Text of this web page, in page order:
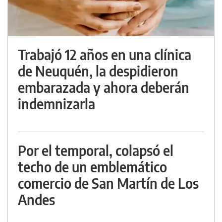
Trabajó 12 años en una clínica
de Neuquén, la despidieron
embarazada y ahora deberán
indemnizarla
Por el temporal, colapsó el
techo de un emblemático
comercio de San Martín de Los
Andes